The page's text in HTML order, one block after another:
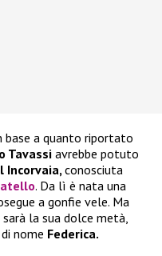
base a quanto riportato
Tavassiavrebbe potuto
Incorvaia, conosciuta
. Da lì è nata una
a gonfie vele. Ma
la sua dolce metà,
nome Federica.